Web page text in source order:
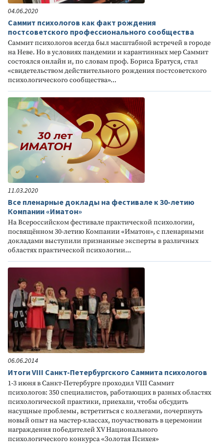
04.06.2020
Саммит психологов как факт рождения
постсоветского профессионального сообщества
Саммит психологов всегда был масштабной встречей в городе
на Неве. Но в условиях пандемии и карантинных мер Саммит
состоялся онлайн и, по словам проф. Бориса Братуся, стал
«свидетельством действительного рождения постсоветского
психологического сообщества»...
11.03.2020
Все пленарные доклады на фестивале к 30-летию
Компании «Иматон»
На Всероссийском фестивале практической психологии,
посвящённом 30-летию Компании «Иматон», с пленарными
докладами выступили признанные эксперты в различных
областях практической психологии...
06.06.2014
Итоги VIII Санкт-Петербургского Саммита психологов
1-3 июня в Санкт-Петербурге проходил VIII Саммит
психологов: 350 специалистов, работающих в разных областях
психологической практики, приехали, чтобы обсудить
насущные проблемы, встретиться с коллегами, почерпнуть
новый опыт на мастер-классах, поучаствовать в церемонии
награждения победителей XV Национального
психологического конкурса «Золотая Психея»